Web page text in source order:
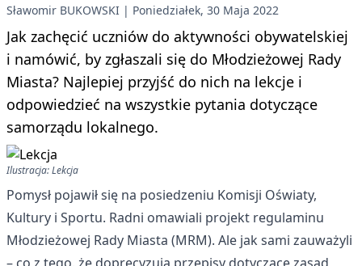
Sławomir BUKOWSKI Poniedziałek, 30 Maja 2022
Jak zachęcić uczniów do aktywności obywatelskiej
i namówić, by zgłaszali się do Młodzieżowej Rady
Miasta? Najlepiej przyjść do nich na lekcje i
odpowiedzieć na wszystkie pytania dotyczące
samorządu lokalnego.
Ilustracja: Lekcja
Pomysł pojawił się na posiedzeniu Komisji Oświaty,
Kultury i Sportu. Radni omawiali projekt regulaminu
Młodzieżowej Rady Miasta (MRM). Ale jak sami zauważyli